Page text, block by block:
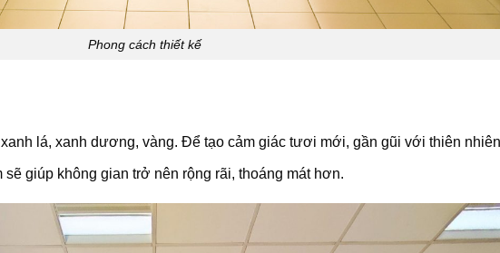
Phong cách thiết kế
lá, xanh dương, vàng. Để tạo cảm giác tươi mới, gần gũi với thiên
sẽ giúp không gian trở nên rộng rãi, thoáng mát hơn.